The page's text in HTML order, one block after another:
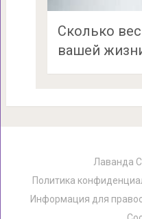
Сколько
вашей
Лаванда
Политика
Информация для